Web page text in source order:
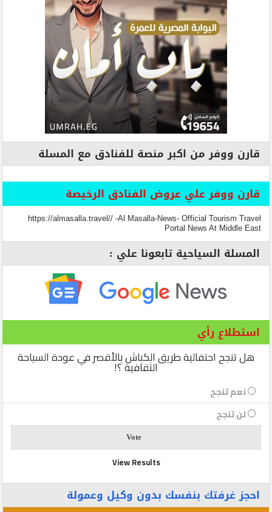
قارن ووفر من اكبر منصة للفنادق مع المسلة
قارن ووفر علي عروض الفنادق الرخيصة
https://almasalla.travel// -Al Masalla-News- Official Tourism Travel
Portal News At Middle East
المسلة السياحية تابعونا علي :
استطلاع رأي
هل تنجح احتفالية طريق الكباش بالأقصر في عودة السياحة
الثقافية ؟!
نعم تنجح
لن تنجح
View Results
احجز غرفتك بنفسك بدون وكيل وعمولة